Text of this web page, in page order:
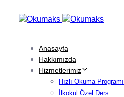
links
Anasayfa
Hakkımızda
Hizmetlerimiz
Hızlı Okuma Programı
İlkokul Özel Ders